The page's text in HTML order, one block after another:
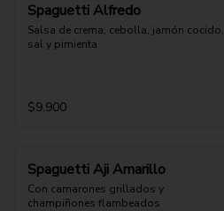
Spaguetti Alfredo
Salsa de crema, cebolla, jamón cocido,
sal y pimienta
$9.900
Spaguetti Aji Amarillo
Con camarones grillados y
champiñones flambeados